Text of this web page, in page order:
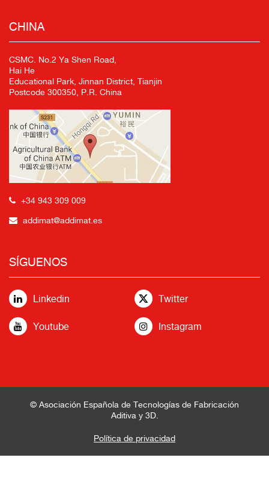
CHINA
CSMC. No.2 Ya Shen Road,
Hai He
Educational Park, Jinnan District, Tianjin
Postcode 300350, P.R. China
+34 943 309 009
addimat@addimat.es
SÍGUENOS
Linkedin Twitter
Youtube Instagram
© Asociación Española de Tecnologías de Fabricación
Aditiva y 3D.
Política de privacidad